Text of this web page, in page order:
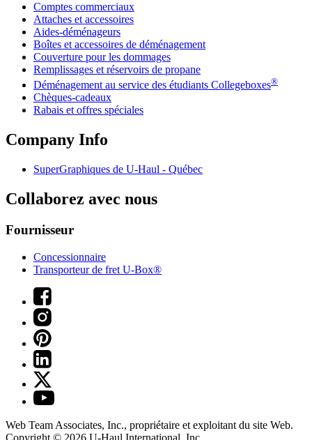
Comptes commerciaux
Attaches et accessoires
Aides-déménageurs
Boîtes et accessoires de déménagement
Couverture pour les dommages
Remplissages et réservoirs de propane
Déménagement au service des étudiants Collegeboxes®
Chèques-cadeaux
Rabais et offres spéciales
Company Info
SuperGraphiques de U-Haul - Québec
Collaborez avec nous
Fournisseur
Concessionnaire
Transporteur de fret U-Box®
Web Team Associates, Inc., propriétaire et exploitant du site Web.
Copyright © 2026 U-Haul International, Inc.